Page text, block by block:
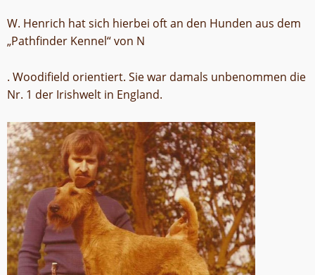
W. Henrich hat sich hierbei oft an den Hunden aus dem
„Pathfinder Kennel“ von N
. Woodifield orientiert. Sie war damals unbenommen die
Nr. 1 der Irishwelt in England.